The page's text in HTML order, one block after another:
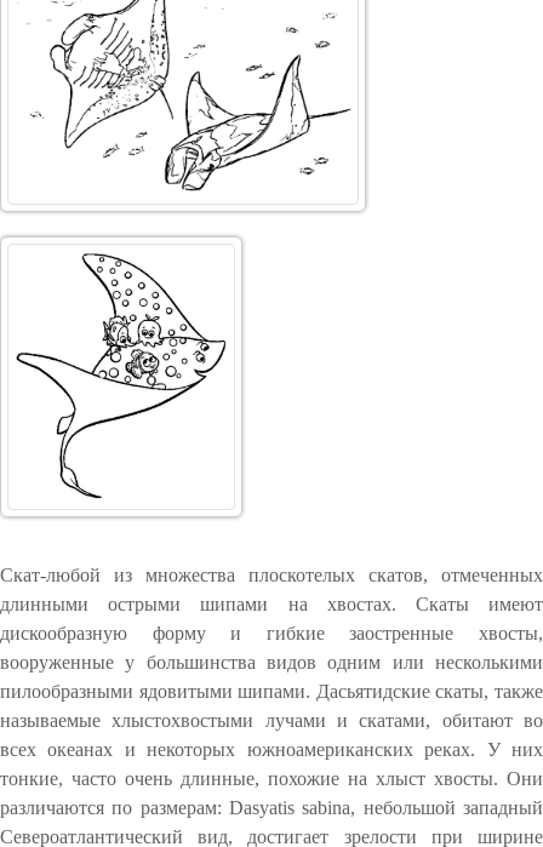
Скат-любой из множества плоскотелых скатов, отмеченных
длинными острыми шипами на хвостах. Скаты имеют
дискообразную форму и гибкие заостренные хвосты,
вооруженные у большинства видов одним или несколькими
пилообразными ядовитыми шипами. Дасьятидские скаты, также
называемые хлыстохвостыми лучами и скатами, обитают во
всех океанах и некоторых южноамериканских реках. У них
тонкие, часто очень длинные, похожие на хлыст хвосты. Они
различаются по размерам: Dasyatis sabina, небольшой западный
Североатлантический вид, достигает зрелости при ширине